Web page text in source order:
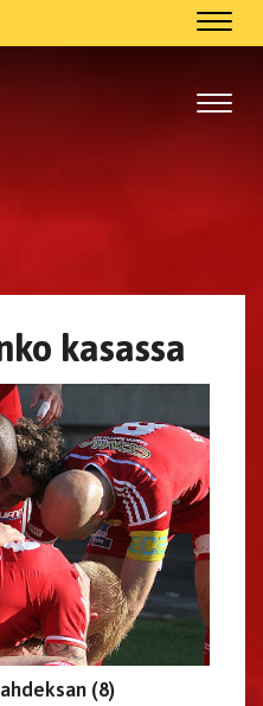
kasassa
(8)